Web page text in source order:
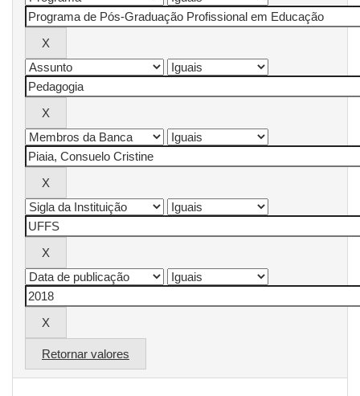
Retornar valores